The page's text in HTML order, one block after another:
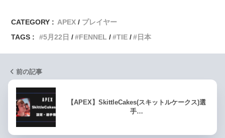
CATEGORY : APEX
プレイヤー
TAGS :
5月22日 FENNEL TIE 日本
前の記事
【APEX】SkittleCakes(スキットルケークス)選
手…